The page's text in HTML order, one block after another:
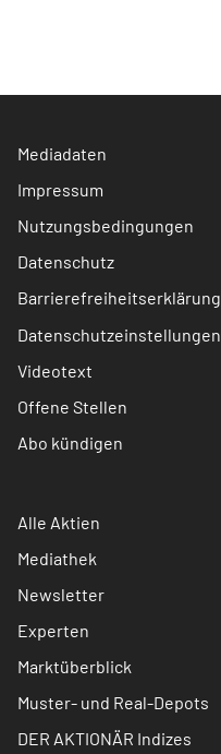
Mediadaten
Impressum
Nutzungsbedingungen
Datenschutz
Barrierefreiheitserklärung
Datenschutzeinstellungen
Videotext
Offene Stellen
Abo kündigen
Alle Aktien
Mediathek
Newsletter
Experten
Marktüberblick
Muster- und Real-Depots
DER AKTIONÄR Indizes